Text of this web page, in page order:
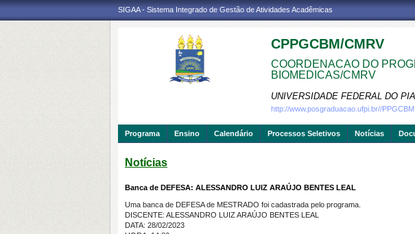
SIGAA - Sistema Integrado de Gestão de Atividades Acadêmicas
CPPGCBM/CMRV
COORDENACAO DO
BIOMEDICAS/CMRV
UNIVERSIDADE FEDERAL DO
http://www.posgraduacao.ufpi.br//PPGCBM
Programa Ensino Calendário Processos Seletivos Notícias
Notícias
Banca de DEFESA: ALESSANDRO LUIZ ARAÚJO BENTES LEAL
Uma banca de DEFESA de MESTRADO foi cadastrada pelo programa.
DISCENTE: ALESSANDRO LUIZ ARAÚJO BENTES LEAL
DATA: 28/02/2023